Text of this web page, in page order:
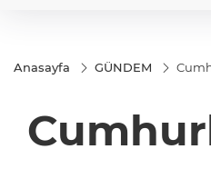
Anasayfa GÜNDEM